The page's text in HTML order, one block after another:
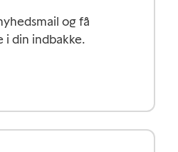
og få
i din indbakke.